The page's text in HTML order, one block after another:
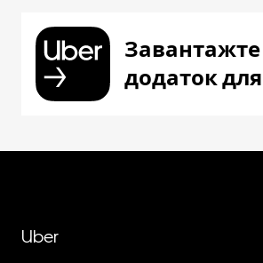
Завантажте
додаток для
Uber